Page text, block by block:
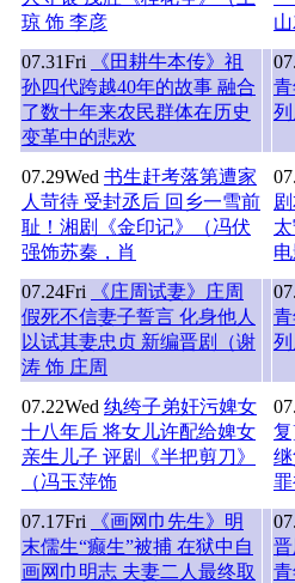
琼 饰 李彦
07.31Fri
《田耕牛本传》祖
孙四代跨越40年的故事 融合
了数十年来农民群体在历史
变革中的悲欢
07.29Wed 书生赶考落第遭家
人苛待 受封丞后 回乡一雪前
耻！湘剧《金印记》（冯伏
强饰苏秦，肖
07.24Fri
《庄周试妻》庄周
假死不信妻子誓言 化身他人
以试其妻忠贞 新编晋剧（谢
涛 饰 庄周
07.22Wed 纨绔子弟奸污婢女
十八年后 将女儿许配给婢女
亲生儿子 评剧《半把剪刀》
（冯玉萍饰
07.17Fri
《画网巾先生》明
末儒生“癫生”被捕 在狱中自
画网巾明志 夫妻二人最终取